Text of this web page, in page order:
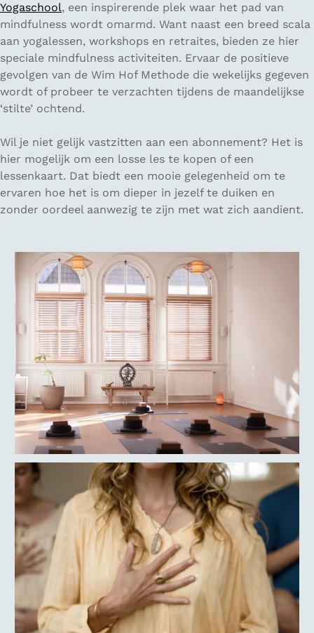
Yogaschool, een inspirerende plek waar het pad van
mindfulness wordt omarmd. Want naast een breed scala
aan yogalessen, workshops en retraites, bieden ze hier
speciale mindfulness activiteiten. Ervaar de positieve
gevolgen van de Wim Hof Methode die wekelijks gegeven
wordt of probeer te verzachten tijdens de maandelijkse
‘stilte’ ochtend.
Wil je niet gelijk vastzitten aan een abonnement? Het is
hier mogelijk om een losse les te kopen of een
lessenkaart. Dat biedt een mooie gelegenheid om te
ervaren hoe het is om dieper in jezelf te duiken en
zonder oordeel aanwezig te zijn met wat zich aandient.